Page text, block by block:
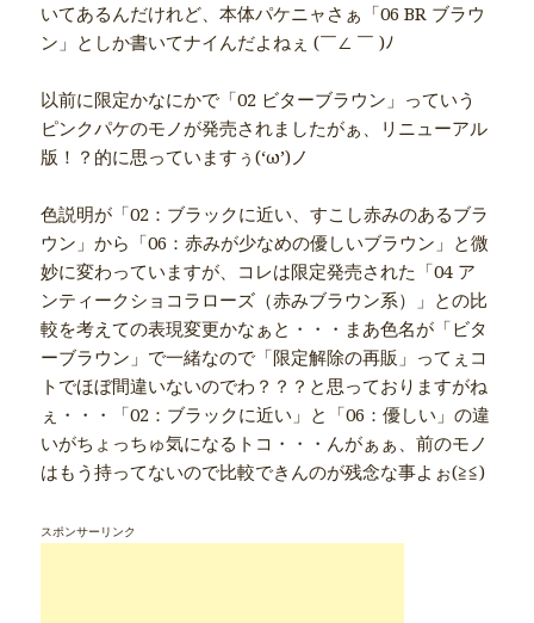
いてあるんだけれど、本体パケニャさぁ「06 BR ブラウ
ン」としか書いてナイんだよねぇ (￣∠ ￣ )ﾉ
以前に限定かなにかで「02 ビターブラウン」っていう
ピンクパケのモノが発売されましたがぁ、リニューアル
版！？的に思っていますぅ(‘ω’)ノ
色説明が「02：ブラックに近い、すこし赤みのあるブラ
ウン」から「06：赤みが少なめの優しいブラウン」と微
妙に変わっていますが、コレは限定発売された「04 ア
ンティークショコラローズ（赤みブラウン系）」との比
較を考えての表現変更かなぁと・・・まあ色名が「ビタ
ーブラウン」で一緒なので「限定解除の再販」ってぇコ
トでほぼ間違いないのでわ？？？と思っておりますがね
ぇ・・・「02：ブラックに近い」と「06：優しい」の違
いがちょっちゅ気になるトコ・・・んがぁぁ、前のモノ
はもう持ってないので比較できんのが残念な事よぉ(≧≦)
スポンサーリンク